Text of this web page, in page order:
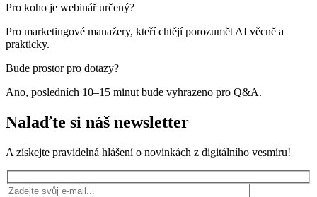
Pro koho je webinář určený?
Pro marketingové manažery, kteří chtějí porozumět AI věcně a
prakticky.
Bude prostor pro dotazy?
Ano, posledních 10–15 minut bude vyhrazeno pro Q&A.
Nalaďte si náš newsletter
A získejte pravidelná hlášení o novinkách z digitálního vesmíru!
Ponechte toto pole prázdné.